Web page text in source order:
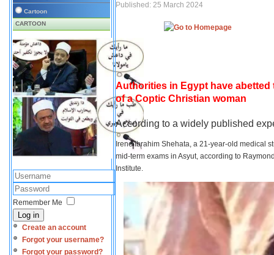
Cartoon
CARTOON
Remember Me
Log in
Create an account
Forgot your username?
Forgot your password?
Published: 25 March 2024
Authorities in Egypt have
of a Coptic Christian woman
According to a widely published
Irene Ibrahim Shehata, a 21-year-old medical
mid-term exams in Asyut, according to
Institute.